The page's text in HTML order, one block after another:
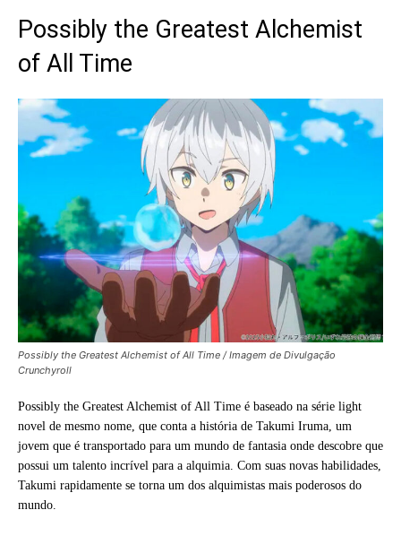
Possibly the Greatest Alchemist
of All Time
Possibly the Greatest Alchemist of All Time / Imagem de Divulgação
Crunchyroll
Possibly the Greatest Alchemist of All Time é baseado na série light
novel de mesmo nome, que conta a história de Takumi Iruma, um
jovem que é transportado para um mundo de fantasia onde descobre que
possui um talento incrível para a alquimia. Com suas novas habilidades,
Takumi rapidamente se torna um dos alquimistas mais poderosos do
mundo.